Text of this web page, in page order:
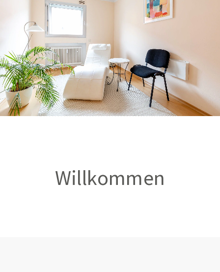
Willkommen